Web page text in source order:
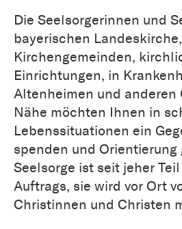
Die Seelsorgerinnen und
bayerischen
Kirchengemeinden,
Einrichtungen, in
Altenheimen und anderen
Nähe möchten Ihnen in
Lebenssituationen ein
spenden und Orientierung
Seelsorge ist seit jeher
Auftrags, sie wird vor Ort
Christinnen und Christen